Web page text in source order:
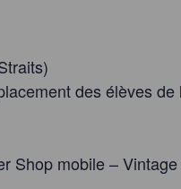
des élèves de
Shop mobile –